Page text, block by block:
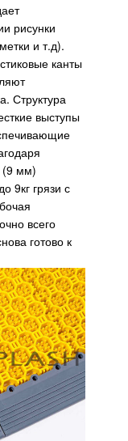
рисунки
и т.д).
канты
Структура
выступы
(9 мм)
9кг грязи с
всего
готово к